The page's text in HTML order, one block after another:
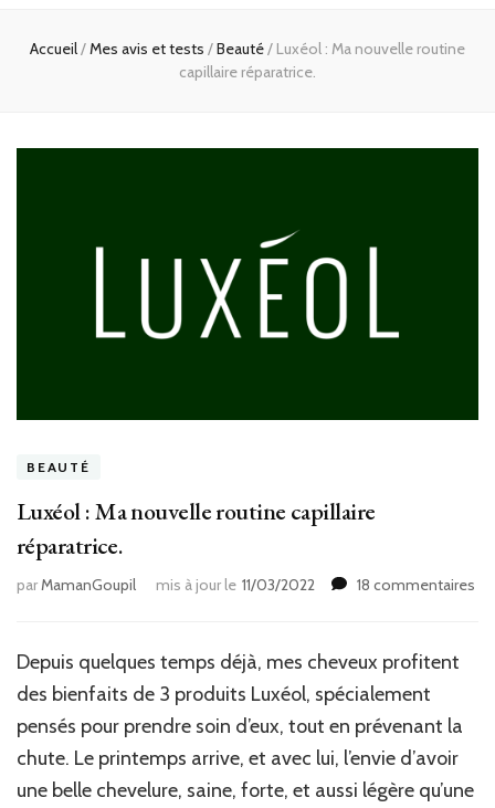
Accueil/Mes avis et tests /Beauté/ Luxéol : Ma nouvelle routine
capillaire réparatrice.
BEAUTÉ
Luxéol : Ma nouvelle routine capillaire
réparatrice.
parMamanGoupil mis à jour le 11/03/2022 18 commentaires
Depuis quelques temps déjà, mes cheveux profitent
des bienfaits de 3 produits Luxéol, spécialement
pensés pour prendre soin d’eux, tout en prévenant la
chute. Le printemps arrive, et avec lui, l’envie d’avoir
une belle chevelure, saine, forte, et aussi légère qu’une